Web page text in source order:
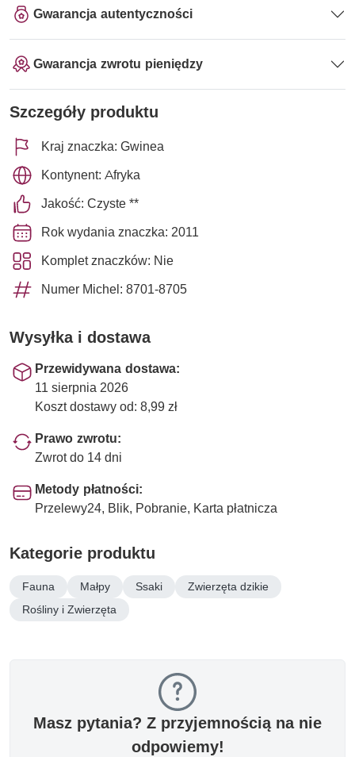
Gwarancja autentyczności
Gwarancja zwrotu pieniędzy
Szczegóły produktu
Kraj znaczka: Gwinea
Kontynent: Afryka
Jakość: Czyste **
Rok wydania znaczka: 2011
Komplet znaczków: Nie
Numer Michel: 8701-8705
Wysyłka i dostawa
Przewidywana dostawa:
11 sierpnia 2026
Koszt dostawy od: 8,99 zł
Prawo zwrotu:
Zwrot do 14 dni
Metody płatności:
Przelewy24, Blik, Pobranie, Karta płatnicza
Kategorie produktu
Fauna Małpy Ssaki
Zwierzęta dzikie
Rośliny i Zwierzęta
Masz pytania? Z przyjemnością na nie
odpowiemy!